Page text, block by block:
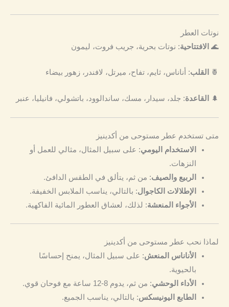
نوتات العطر
🌊 الافتتاحية: نوتات بحرية، جريب فروت، ليمون
🍍 القلب: أناناس، ثايم، تفاح، ميرتل، لافندر، زهور بيضاء
🌲 القاعدة: جلد، سيدار، مسك، ساندالوود، باتشولي، فانيليا، عنبر
متى تستخدم عطر مستوحى من أكدينيز
الاستخدام اليومي: على سبيل المثال، مثالي للعمل أو
النزهات.
الربيع والصيف: من ثم، يتألق في الطقس الدافئ.
الإطلالات الكاجوال: بالتالي، يناسب الملابس الخفيفة.
الأجواء المنعشة: لذلك، لعشاق العطور المائية الفاكهية.
لماذا نحب عطر مستوحى من أكدينيز
الأناناس المنعش: على سبيل المثال، يمنح إحساسًا
بالحيوية.
الأداء الوحشي: من ثم، يدوم 8-12 ساعة مع فوحان قوي.
الطابع اليونيسكس: بالتالي، يناسب الجميع.